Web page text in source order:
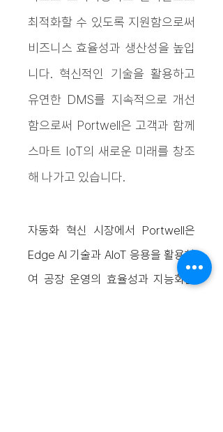
최적화할 수 있도록 지원함으로써
비즈니스 효율성과 생산성을 높입
니다. 혁신적인 기술을 활용하고
유연한 DMS를 지속적으로 개선
함으로써 Portwell은 고객과 함께
스마트 IoT의 새로운 미래를 창조
해 나가고 있습니다.
자동화 혁신 시장에서 Portwell은
Edge AI 기술과 AIoT 응용을 활용하
여 공장 운영의 효율성과 지능화를